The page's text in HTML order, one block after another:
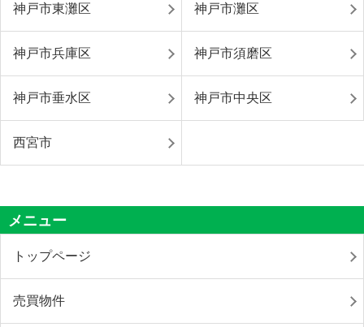
神戸市東灘区 神戸市灘区
神戸市兵庫区 神戸市須磨区
神戸市垂水区 神戸市中央区
西宮市
メニュー
トップページ
売買物件